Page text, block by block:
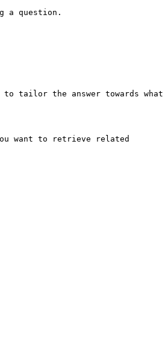
a question.
tailor the answer towards what
want to retrieve related